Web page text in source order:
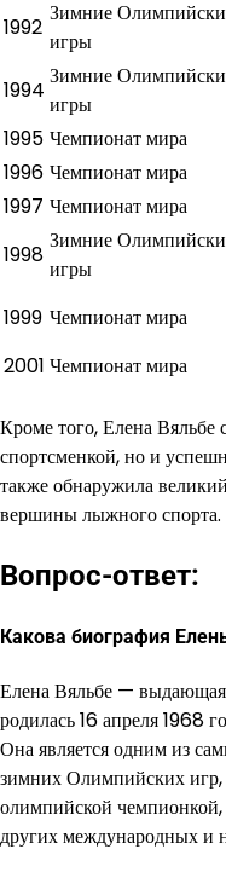
1992
Зимние
игры
1994
Зимние
игры
1995 Чемпионат мира
1996 Чемпионат мира
1997 Чемпионат мира
1998
Зимние
игры
1999 Чемпионат мира
2001 Чемпионат мира
Кроме того, Елена Вяльбе
спортсменкой, но и
также обнаружила
вершины лыжного спорта.
Вопрос-ответ:
Какова биография
Елена Вяльбе —
родилась 16 апреля 1968
Она является одним из
зимних Олимпийских
олимпийской
других международных и